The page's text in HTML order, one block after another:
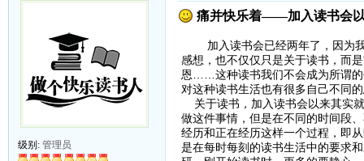
级别: 管理员
痛并快乐着——加入读书会
加入读书会已经两年了，因为我
感想，也不仅仅只是关于读书，而
恩……这种读书我们不会成为所谓的
对这种读书生活也有很多自己不同
关于读书，加入读书会以来其实
做这件事情，但是在不同的时间段
经历和正在经历这样一个过程，即
是在每时每刻的读书生活中的要求